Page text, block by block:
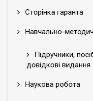
Сторінка гаранта
Навчально-
Підручники,
довідкові видання
Наукова робота